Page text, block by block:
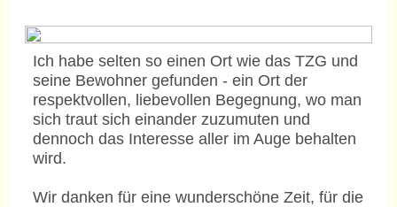
Ich habe selten so einen Ort wie das TZG und
seine Bewohner gefunden - ein Ort der
respektvollen, liebevollen Begegnung, wo man
sich traut sich einander zuzumuten und
dennoch das Interesse aller im Auge behalten
wird.
Wir danken für eine wunderschöne Zeit, für die